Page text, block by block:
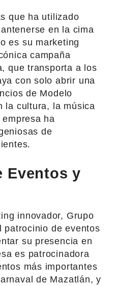
que ha utilizado
en la cima
es su marketing
campaña
que transporta a los
con solo abrir una
de Modelo
la cultura, la música
ha
de
Eventos y
innovador, Grupo
patrocinio de eventos
su presencia en
es patrocinadora
más importantes
de Mazatlán, y